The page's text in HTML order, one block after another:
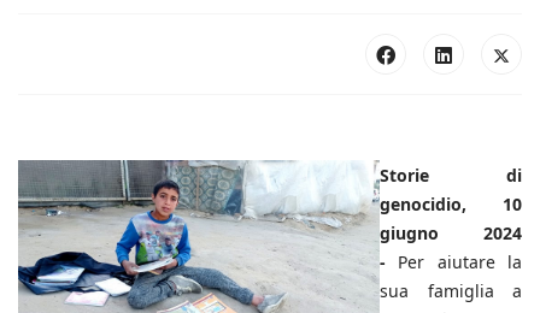
Storie di
genocidio, 10
giugno 2024
- Per aiutare la
sua famiglia a